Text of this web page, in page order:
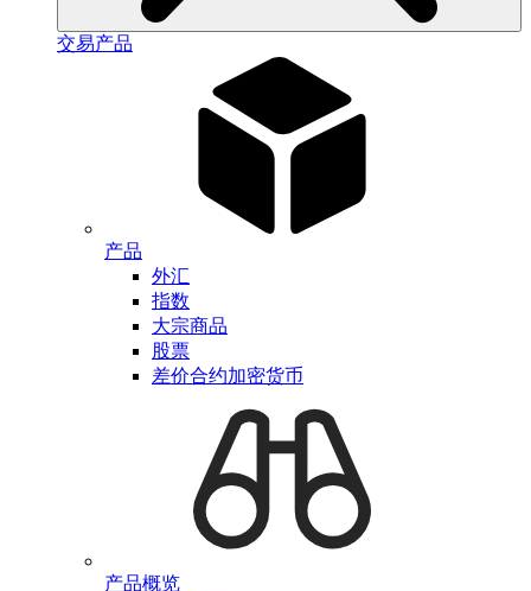
交易产品
产品
外汇
指数
大宗商品
股票
差价合约加密货币
产品概览